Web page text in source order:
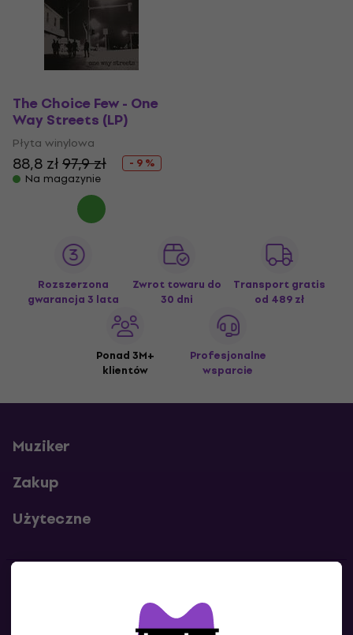
The Choice Few - One
Way Streets (LP)
Płyta winylowa
88,8 zł97,9 zł
- 9 %
Na magazynie
Rozszerzona
gwarancja 3 lata
Zwrot towaru do
30 dni
Transport gratis
od 489 zł
Ponad 3M+
klientów
Profesjonalne
wsparcie
Muziker
Zakup
Użyteczne
Skontaktuj się z nami